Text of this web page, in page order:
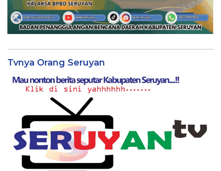
Tvnya Orang Seruyan